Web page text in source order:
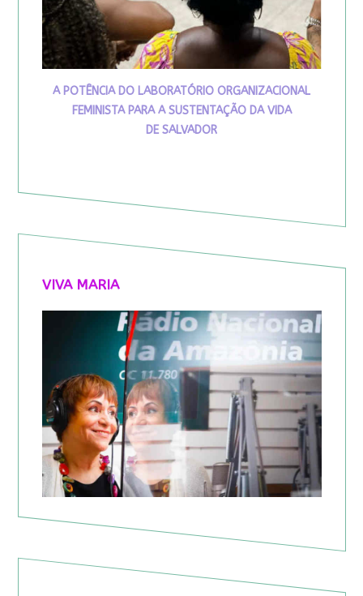
A POTÊNCIA DO LABORATÓRIO ORGANIZACIONAL
FEMINISTA PARA A SUSTENTAÇÃO DA VIDA
DE SALVADOR
VIVA MARIA